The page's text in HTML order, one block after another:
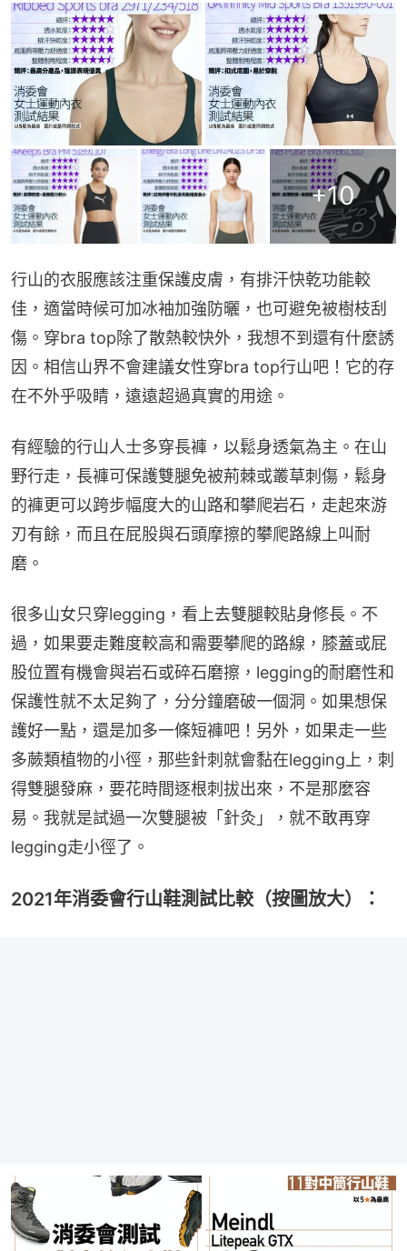
+10
行山的衣服應該注重保護皮膚，有排汗快乾功能較
佳，適當時候可加冰袖加強防曬，也可避免被樹枝刮
傷。穿bra top除了散熱較快外，我想不到還有什麼誘
因。相信山界不會建議女性穿bra top行山吧！它的存
在不外乎吸睛，遠遠超過真實的用途。
有經驗的行山人士多穿長褲，以鬆身透氣為主。在山
野行走，長褲可保護雙腿免被荊棘或叢草刺傷，鬆身
的褲更可以跨步幅度大的山路和攀爬岩石，走起來游
刃有餘，而且在屁股與石頭摩擦的攀爬路線上叫耐
磨。
很多山女只穿legging，看上去雙腿較貼身修長。不
過，如果要走難度較高和需要攀爬的路線，膝蓋或屁
股位置有機會與岩石或碎石磨擦，legging的耐磨性和
保護性就不太足夠了，分分鐘磨破一個洞。如果想保
護好一點，還是加多一條短褲吧！另外，如果走一些
多蕨類植物的小徑，那些針刺就會黏在legging上，刺
得雙腿發麻，要花時間逐根刺拔出來，不是那麼容
易。我就是試過一次雙腿被「針灸」，就不敢再穿
legging走小徑了。
2021年消委會行山鞋測試比較（按圖放大）：